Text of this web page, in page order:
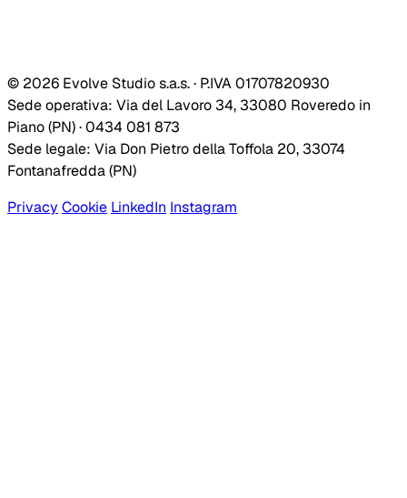
© 2026 Evolve Studio s.a.s. · P.IVA 01707820930
Sede operativa: Via del Lavoro 34, 33080 Roveredo in
Piano (PN) · 0434 081 873
Sede legale: Via Don Pietro della Toffola 20, 33074
Fontanafredda (PN)
Privacy Cookie LinkedIn Instagram